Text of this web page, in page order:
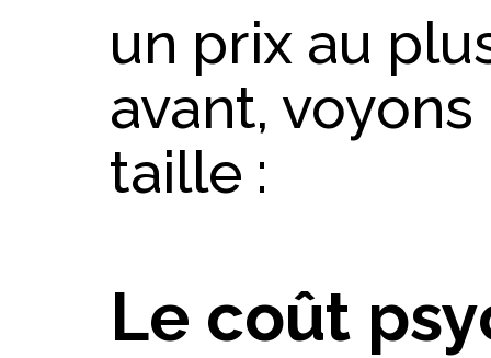
un prix au
avant,
taille :
Le coût